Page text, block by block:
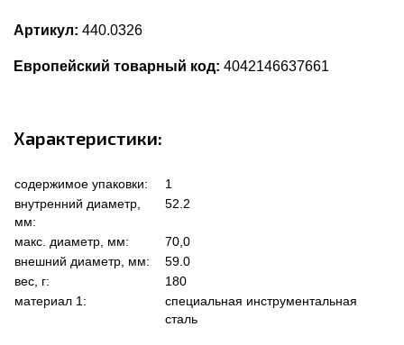
Артикул: 440.0326
Европейский товарный код: 4042146637661
Характеристики:
содержимое упаковки:
1
внутренний диаметр,
мм:
52.2
макс. диаметр, мм:
70,0
внешний диаметр, мм:
59.0
вес, г:
180
материал 1:
специальная инструментальная
сталь